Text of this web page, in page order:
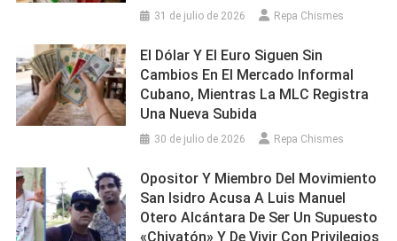
31 de julio de 2026 Repa Chismes
El Dólar Y El Euro Siguen Sin
Cambios En El Mercado Informal
Cubano, Mientras La MLC Registra
Una Nueva Subida
30 de julio de 2026 Repa Chismes
Opositor Y Miembro Del Movimiento
San Isidro Acusa A Luis Manuel
Otero Alcántara De Ser Un Supuesto
«chivatón» Y De Vivir Con Privilegios